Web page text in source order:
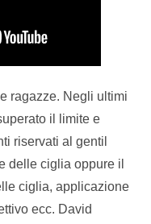
ragazze. Negli ultimi
il limite e
riservati al gentil
delle ciglia oppure il
ciglia, applicazione
ecc. David